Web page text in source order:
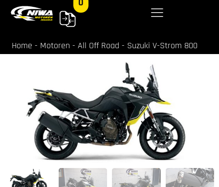
Home - Motoren - All Off Road - Suzuki V-Strom 800